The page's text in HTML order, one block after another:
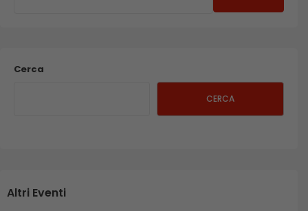
Cerca
CERCA
Altri Eventi